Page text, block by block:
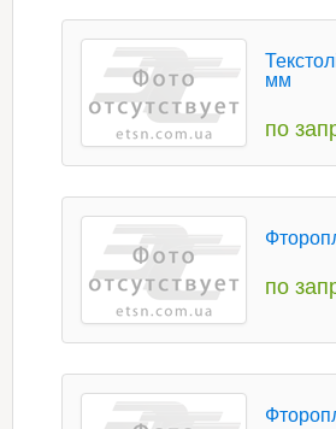
мм
по
по